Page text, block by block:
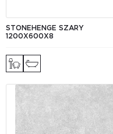
STONEHENGE SZARY
1200Х600Х8